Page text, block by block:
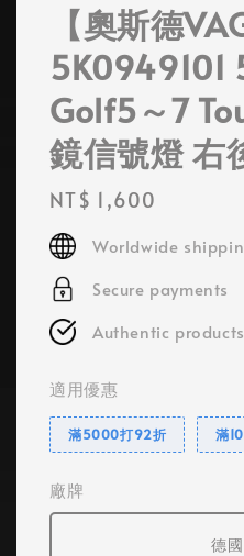
【奧斯德
5K0949101
Golf5～7
鏡信號燈 右
Regular
price
NT$ 1,600
Worldwide
Secure payments
Authentic products
適用優惠
滿5000打92折 滿
廠牌
德